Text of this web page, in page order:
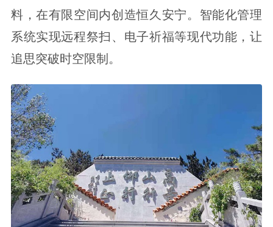
料，在有限空间内创造恒久安宁。智能化管理
系统实现远程祭扫、电子祈福等现代功能，让
追思突破时空限制。